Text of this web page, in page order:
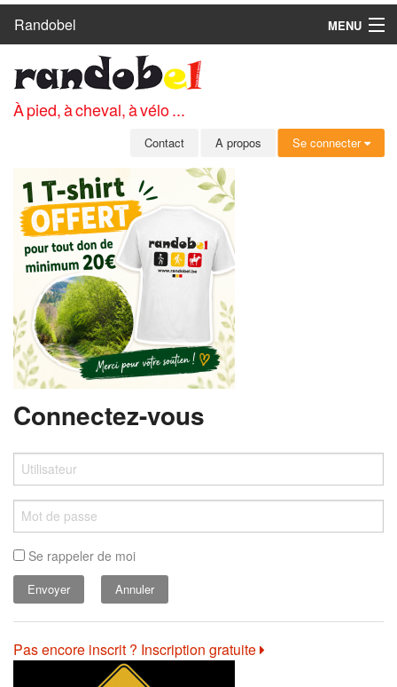
Randobel
MENU
CIRCUITS
CLUBS
MEMBRES
SE CONNECTER
INSCRIPTION GRATUITE
MOT DE PASSE OUBLIÉ
À pied, à cheval, à vélo ...
Contact A propos Se connecter
Connectez-vous
Se rappeler de moi
Annuler
Pas encore inscrit ? Inscription gratuite